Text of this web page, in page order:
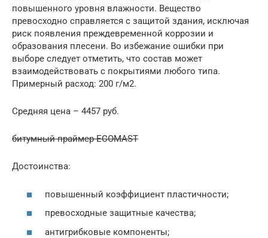
повышенного уровня влажности. Вещество
превосходно справляется с защитой здания, исключая
риск появления преждевременной коррозии и
образования плесени. Во избежание ошибки при
выборе следует отметить, что состав может
взаимодействовать с покрытиями любого типа.
Примерный расход: 200 г/м2.
Средняя цена – 4457 руб.
битумный праймер ECOMAST
Достоинства:
повышенный коэффициент пластичности;
превосходные защитные качества;
антигрибковые компоненты;